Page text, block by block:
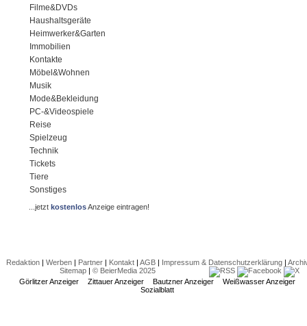
Filme&DVDs
Haushaltsgeräte
Heimwerker&Garten
Immobilien
Kontakte
Möbel&Wohnen
Musik
Mode&Bekleidung
PC-&Videospiele
Reise
Spielzeug
Technik
Tickets
Tiere
Sonstiges
...jetztkostenlosAnzeige eintragen!
Redaktion| Werben| Partner| Kontakt| AGB| Impressum & Datenschutzerklärung|
Sitemap| © BeierMedia 2025
Görlitzer Anzeiger
Zittauer Anzeiger Bautzner Anzeiger
Weißwasser Anzeiger
Sozialblatt